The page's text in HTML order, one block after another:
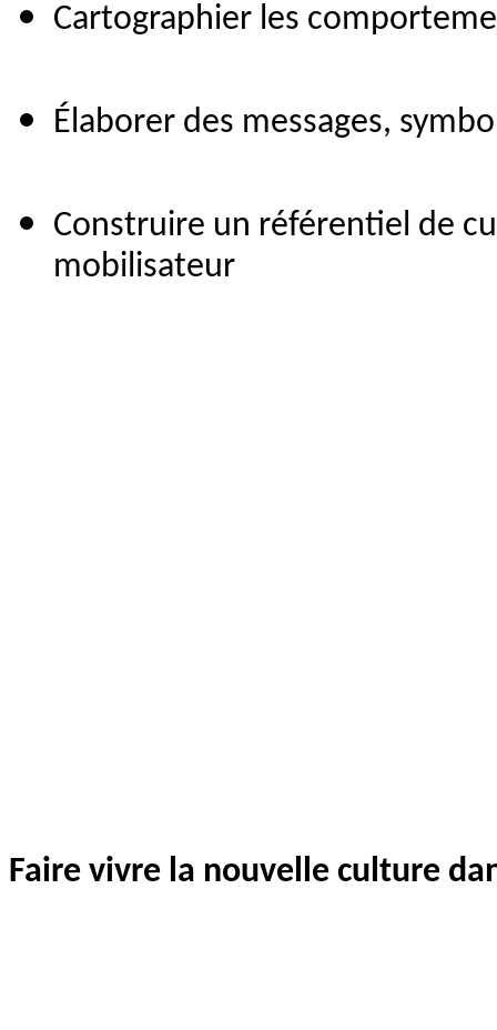
Cartographier les
Élaborer des messages,
Construire un référentiel de
mobilisateur
Faire vivre la nouvelle culture